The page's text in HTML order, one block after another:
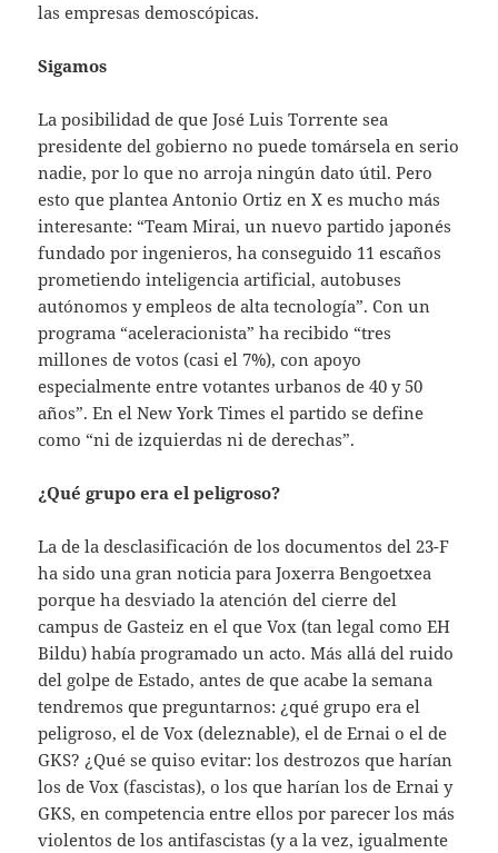
las empresas demoscópicas.
Sigamos
La posibilidad de que José Luis Torrente sea
presidente del gobierno no puede tomársela en serio
nadie, por lo que no arroja ningún dato útil. Pero
esto que plantea Antonio Ortiz en X es mucho más
interesante: “Team Mirai, un nuevo partido japonés
fundado por ingenieros, ha conseguido 11 escaños
prometiendo inteligencia artificial, autobuses
autónomos y empleos de alta tecnología”. Con un
programa “aceleracionista” ha recibido “tres
millones de votos (casi el 7%), con apoyo
especialmente entre votantes urbanos de 40 y 50
años”. En el New York Times el partido se define
como “ni de izquierdas ni de derechas”.
¿Qué grupo era el peligroso?
La de la desclasificación de los documentos del 23-F
ha sido una gran noticia para Joxerra Bengoetxea
porque ha desviado la atención del cierre del
campus de Gasteiz en el que Vox (tan legal como EH
Bildu) había programado un acto. Más allá del ruido
del golpe de Estado, antes de que acabe la semana
tendremos que preguntarnos: ¿qué grupo era el
peligroso, el de Vox (deleznable), el de Ernai o el de
GKS? ¿Qué se quiso evitar: los destrozos que harían
los de Vox (fascistas), o los que harían los de Ernai y
GKS, en competencia entre ellos por parecer los más
violentos de los antifascistas (y a la vez, igualmente